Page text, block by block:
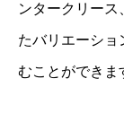
ンタークリー
たバリエーショ
むことができま